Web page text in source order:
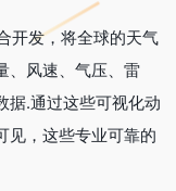
开发，将全球的天气
、风速、气压、雷
据.通过这些可视化动
见，这些专业可靠的